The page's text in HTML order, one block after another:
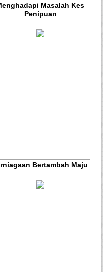
Masalah Kes
Penipuan
Bertambah Maju